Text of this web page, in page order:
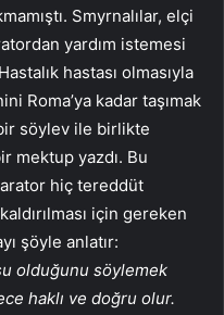
Smyrnalılar, elçi
yardım istemesi
hastası olmasıyla
Roma’ya kadar taşımak
bir söylev ile birlikte
mektup yazdı. Bu
hiç tereddüt
için gereken
şöyle anlatır:
olduğunu söylemek
haklı ve doğru olur.